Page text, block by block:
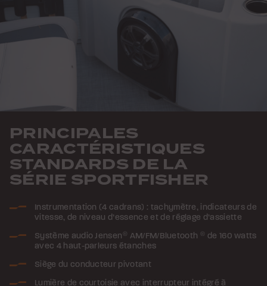
PRINCIPALES
CARACTÉRISTIQUES
STANDARDS DE LA
SÉRIE SPORTFISHER
Instrumentation (4 cadrans) : tachymètre, indicateurs de
vitesse, de niveau d’essence et de réglage d’assiette
Système audio Jensen ® AM/FM/Bluetooth ® de 160 watts
avec 4 haut-parleurs étanches
Siège du conducteur pivotant
Lumière de courtoisie avec interrupteur intégré à